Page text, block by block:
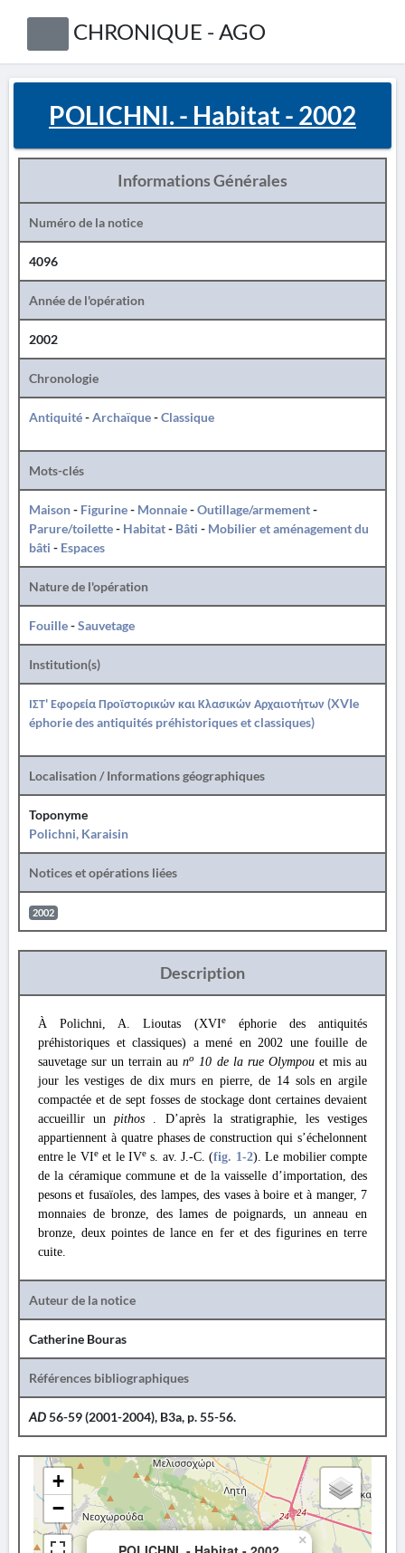
CHRONIQUE - AGO
POLICHNI. - Habitat - 2002
Informations Générales
Numéro de la notice
4096
Année de l'opération
2002
Chronologie
Antiquité-Archaïque-Classique
Mots-clés
Maison- Figurine- Monnaie-Outillage/armement-
Parure/toilette- Habitat- Bâti - Mobilier et aménagement du
bâti - Espaces
Nature de l'opération
Fouille-Sauvetage
Institution(s)
ΙΣΤ' Εφορεία Προϊστορικών και Κλασικών Αρχαιοτήτων (XVIe
éphorie des antiquités préhistoriques et classiques)
Localisation / Informations géographiques
Toponyme
Polichni, Karaisin
Notices et opérations liées
2002
Description
À Polichni, A. Lioutas (XVIeéphorie des antiquités
préhistoriques et classiques) a mené en 2002 une fouille de
sauvetage sur un terrain auno 10 de la rue Olympouet mis au
jour les vestiges de dix murs en pierre, de 14 sols en argile
compactée et de sept fosses de stockage dont certaines devaient
accueillir unpithos . D’après la stratigraphie, les vestiges
appartiennent à quatre phases de construction qui s’échelonnent
entre le VIeet le IVes. av. J.-C. (fig. 1-2). Le mobilier compte
de la céramique commune et de la vaisselle d’importation, des
pesons et fusaïoles, des lampes, des vases à boire et à manger, 7
monnaies de bronze, des lames de poignards, un anneau en
bronze, deux pointes de lance en fer et des figurines en terre
cuite.
Auteur de la notice
Catherine Bouras
Références bibliographiques
AD56-59 (2001-2004), B3a, p. 55-56.
×
+
−